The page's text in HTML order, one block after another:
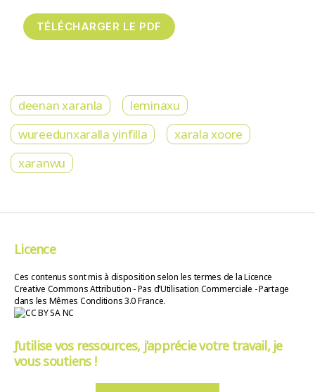
deenan xaranla
leminaxu
wureedunxaralla yinfilla
xarala xoore
xaranwu
Licence
Ces contenus sont mis à disposition selon les termes de la Licence
Creative Commons Attribution - Pas d’Utilisation Commerciale - Partage
dans les Mêmes Conditions 3.0 France.
J’utilise vos ressources, j’apprécie votre travail, je
vous soutiens !